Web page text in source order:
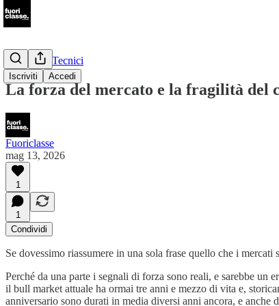
Iscriviti Accedi
💡Articoli Tecnici
La forza del mercato e la fragilità del
Fuoriclasse
mag 13, 2026
1
1
Condividi
Se dovessimo riassumere in una sola frase quello che i
Perché da una parte i segnali di forza sono reali, e sarebbe
il bull market attuale ha ormai tre anni e mezzo di vita e,
anniversario sono durati in media diversi anni ancora, e